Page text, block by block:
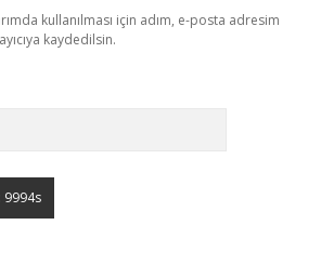
kullanılması için adım, e-posta adresim
kaydedilsin.